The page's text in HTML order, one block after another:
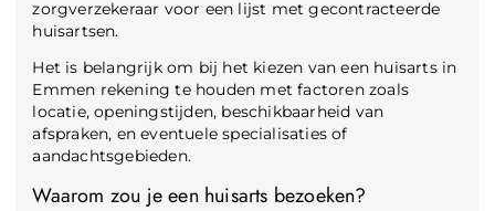
zorgverzekeraar voor een lijst met gecontracteerde
huisartsen.
Het is belangrijk om bij het kiezen van een huisarts in
Emmen rekening te houden met factoren zoals
locatie, openingstijden, beschikbaarheid van
afspraken, en eventuele specialisaties of
aandachtsgebieden.
Waarom zou je een huisarts bezoeken?